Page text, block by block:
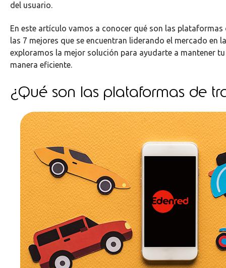
del usuario.
En este artículo vamos a conocer qué son las
las 7 mejores que se encuentran liderando el mercado en
exploramos la mejor solución para ayudarte a mantener
manera eficiente.
¿Qué son las plataformas de